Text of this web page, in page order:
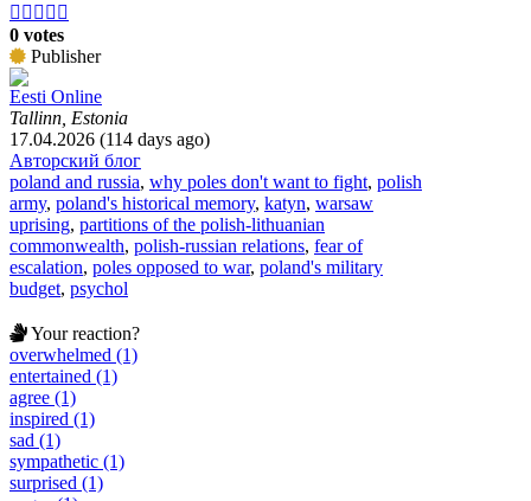
    
0 votes
Publisher
Eesti Online
Tallinn, Estonia
17.04.2026 (114 days ago)
Авторский блог
poland and russia, why poles don't want to fight, polish
army, poland's historical memory, katyn, warsaw
uprising, partitions of the polish-lithuanian
commonwealth, polish-russian relations, fear of
escalation, poles opposed to war, poland's military
budget, psychol
Your reaction?
overwhelmed (1)
entertained (1)
agree (1)
inspired (1)
sad (1)
sympathetic (1)
surprised (1)